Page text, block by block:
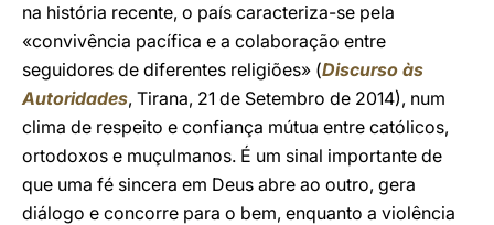
na história recente, o país caracteriza-se pela
«convivência pacífica e a colaboração entre
seguidores de diferentes religiões» (Discurso às
Autoridades, Tirana, 21 de Setembro de 2014), num
clima de respeito e confiança mútua entre católicos,
ortodoxos e muçulmanos. É um sinal importante de
que uma fé sincera em Deus abre ao outro, gera
diálogo e concorre para o bem, enquanto a violência